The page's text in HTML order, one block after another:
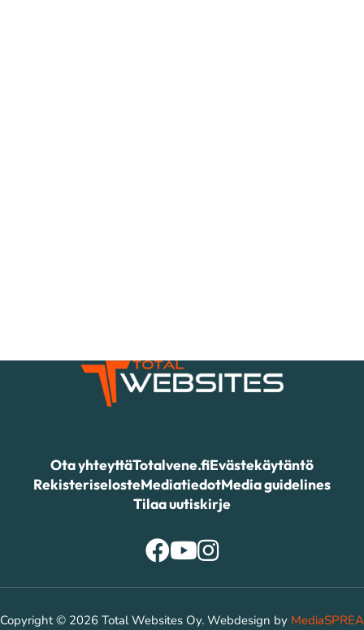
Ota yhteyttäTotalvene.fiEvästekäytäntö
RekisteriselosteMediatiedotMedia guidelines
Tilaa uutiskirje
Copyright © 2026 Total Websites Oy. Webdesign by MediaSPREA